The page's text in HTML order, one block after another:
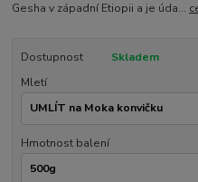
Gesha v západní Etiopii a je úda...
Dostupnost
Skladem
Mletí
Hmotnost balení